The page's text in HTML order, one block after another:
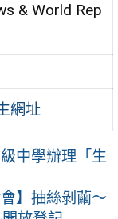
& World Rep
網址
中學辦理「生
會】抽絲剝繭～